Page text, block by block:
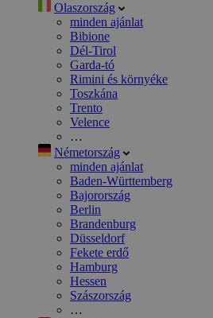
Olaszország
minden ajánlat
Bibione
Dél-Tirol
Garda-tó
Rimini és környéke
Toszkána
Trento
Velence
…
Németország
minden ajánlat
Baden-Württemberg
Bajorország
Berlin
Brandenburg
Düsseldorf
Fekete erdő
Hamburg
Hessen
Szászország
…